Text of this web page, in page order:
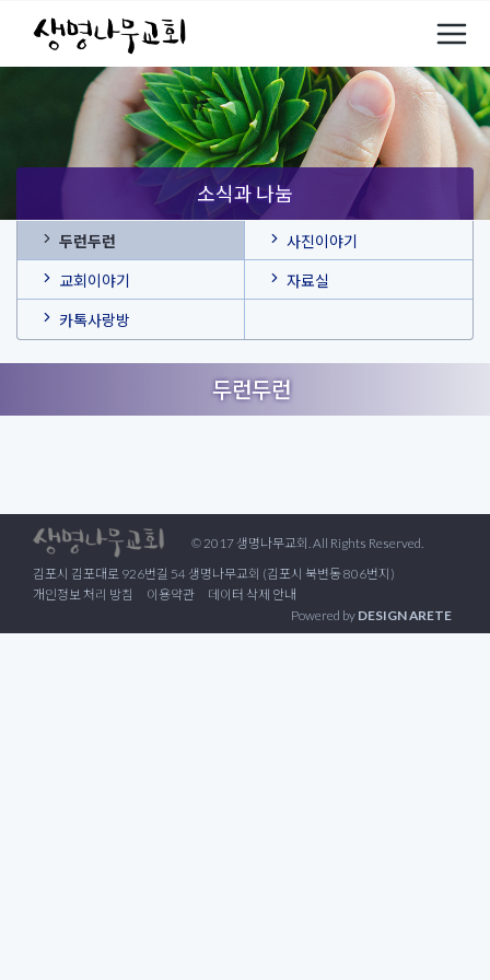
소식과 나눔
두런두런 사진이야기
교회이야기 자료실
카톡사랑방
두런두런
© 2017 생명나무교회. All Rights Reserved.
김포시 김포대로 926번길 54 생명나무교회 (김포시 북변동 806번지)
개인정보 처리 방침
이용약관
데이터 삭제 안내
Powered by DESIGN ARETE